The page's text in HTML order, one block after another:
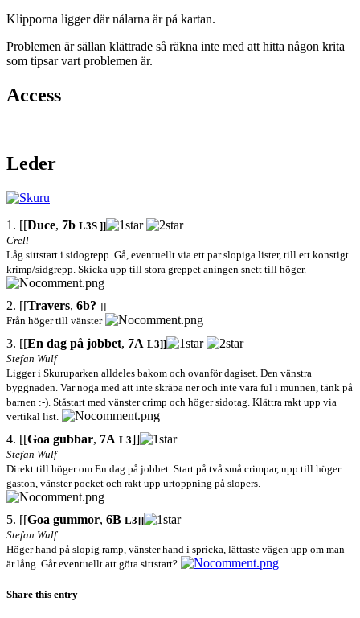
Klipporna ligger där nålarna är på kartan.
Problemen är sällan klättrade så räkna inte med att hitta någon krita
som tipsar vart problemen är.
Access
Leder
1. [[Duce, 7b L3S ]]
Crell
Låg sittstart i sidogrepp. Gå, eventuellt via ett par slopiga lister, till ett konstigt
krimp/sidgrepp. Skicka upp till stora greppet aningen snett till höger.
2. [[Travers, 6b? ]]
Från höger till vänster
3. [[En dag på jobbet, 7A L3]]
Stefan Wulf
Ligger i Skuruparken alldeles bakom och ovanför dagiset. Den vänstra
byggnaden. Var noga med att inte skräpa ner och inte vara ful i munnen, tänk på
barnen :-). Ståstart med vänster crimp och höger sidotag. Klättra rakt upp via
vertikal list.
4. [[Goa gubbar, 7A L3]]
Stefan Wulf
Direkt till höger om En dag på jobbet. Start på två små crimpar, upp till höger
gaston, vänster pocket och rakt upp urtoppning på slopers.
5. [[Goa gummor, 6B L3]]
Stefan Wulf
Höger hand på slopig ramp, vänster hand i spricka, lättaste vägen upp om man
är lång. Går eventuellt att göra sittstart?
Share this entry